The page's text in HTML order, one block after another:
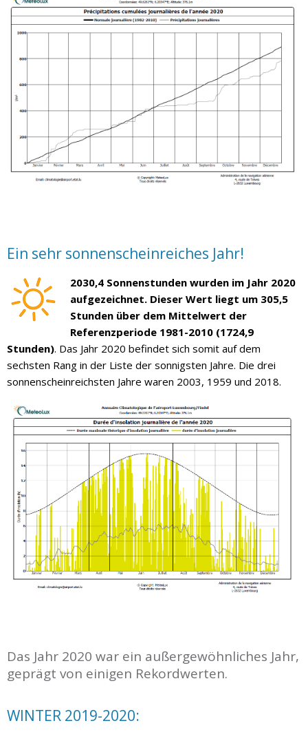
Ein sehr sonnenscheinreiches Jahr!
2030,4 Sonnenstunden wurden im Jahr 2020
aufgezeichnet. Dieser Wert liegt um 305,5
Stunden über dem Mittelwert der
Referenzperiode 1981-2010 (1724,9
Stunden). Das Jahr 2020 befindet sich somit auf dem
sechsten Rang in der Liste der sonnigsten Jahre. Die drei
sonnenscheinreichsten Jahre waren 2003, 1959 und 2018.
Das Jahr 2020 war ein außergewöhnliches Jahr,
geprägt von einigen Rekordwerten.
WINTER 2019-2020: